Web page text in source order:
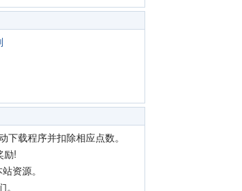
下载程序并扣除相应点数。
励!
资源。